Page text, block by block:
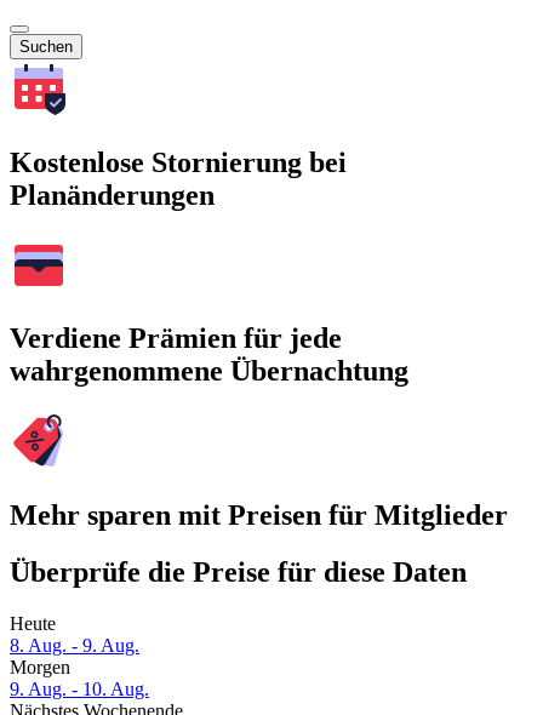
Suchen
Kostenlose Stornierung bei
Planänderungen
Verdiene Prämien für jede
wahrgenommene Übernachtung
Mehr sparen mit Preisen für Mitglieder
Überprüfe die Preise für diese Daten
Heute
8. Aug. - 9. Aug.
Morgen
9. Aug. - 10. Aug.